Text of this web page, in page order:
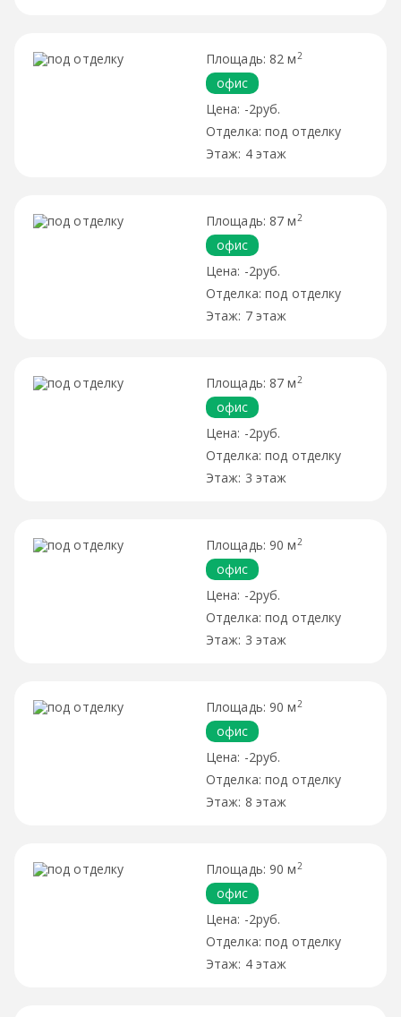
82 м 2
офис
-2руб.
под отделку
4 этаж
87 м 2
офис
-2руб.
под отделку
7 этаж
87 м 2
офис
-2руб.
под отделку
3 этаж
90 м 2
офис
-2руб.
под отделку
3 этаж
90 м 2
офис
-2руб.
под отделку
8 этаж
90 м 2
офис
-2руб.
под отделку
4 этаж